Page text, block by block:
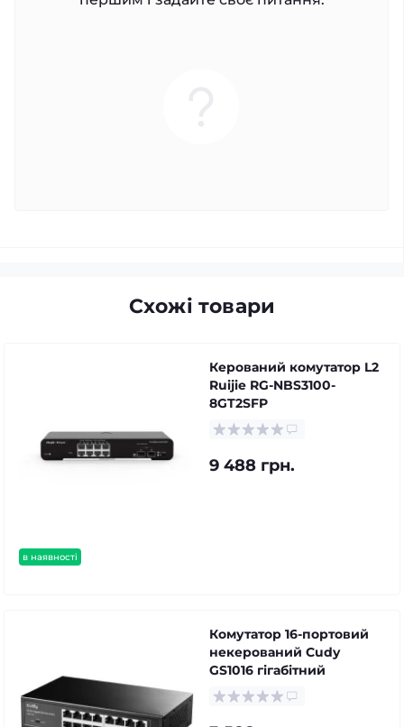
Схожі товари
в наявності
Керований комутатор L2
Ruijie RG-NBS3100-
8GT2SFP
9 488 грн.
Комутатор 16-портовий
некерований Cudy
GS1016 гігабітний